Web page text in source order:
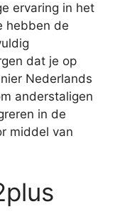
ervaring in het
hebben de
dat je op
Nederlands
anderstaligen
in de
middel van